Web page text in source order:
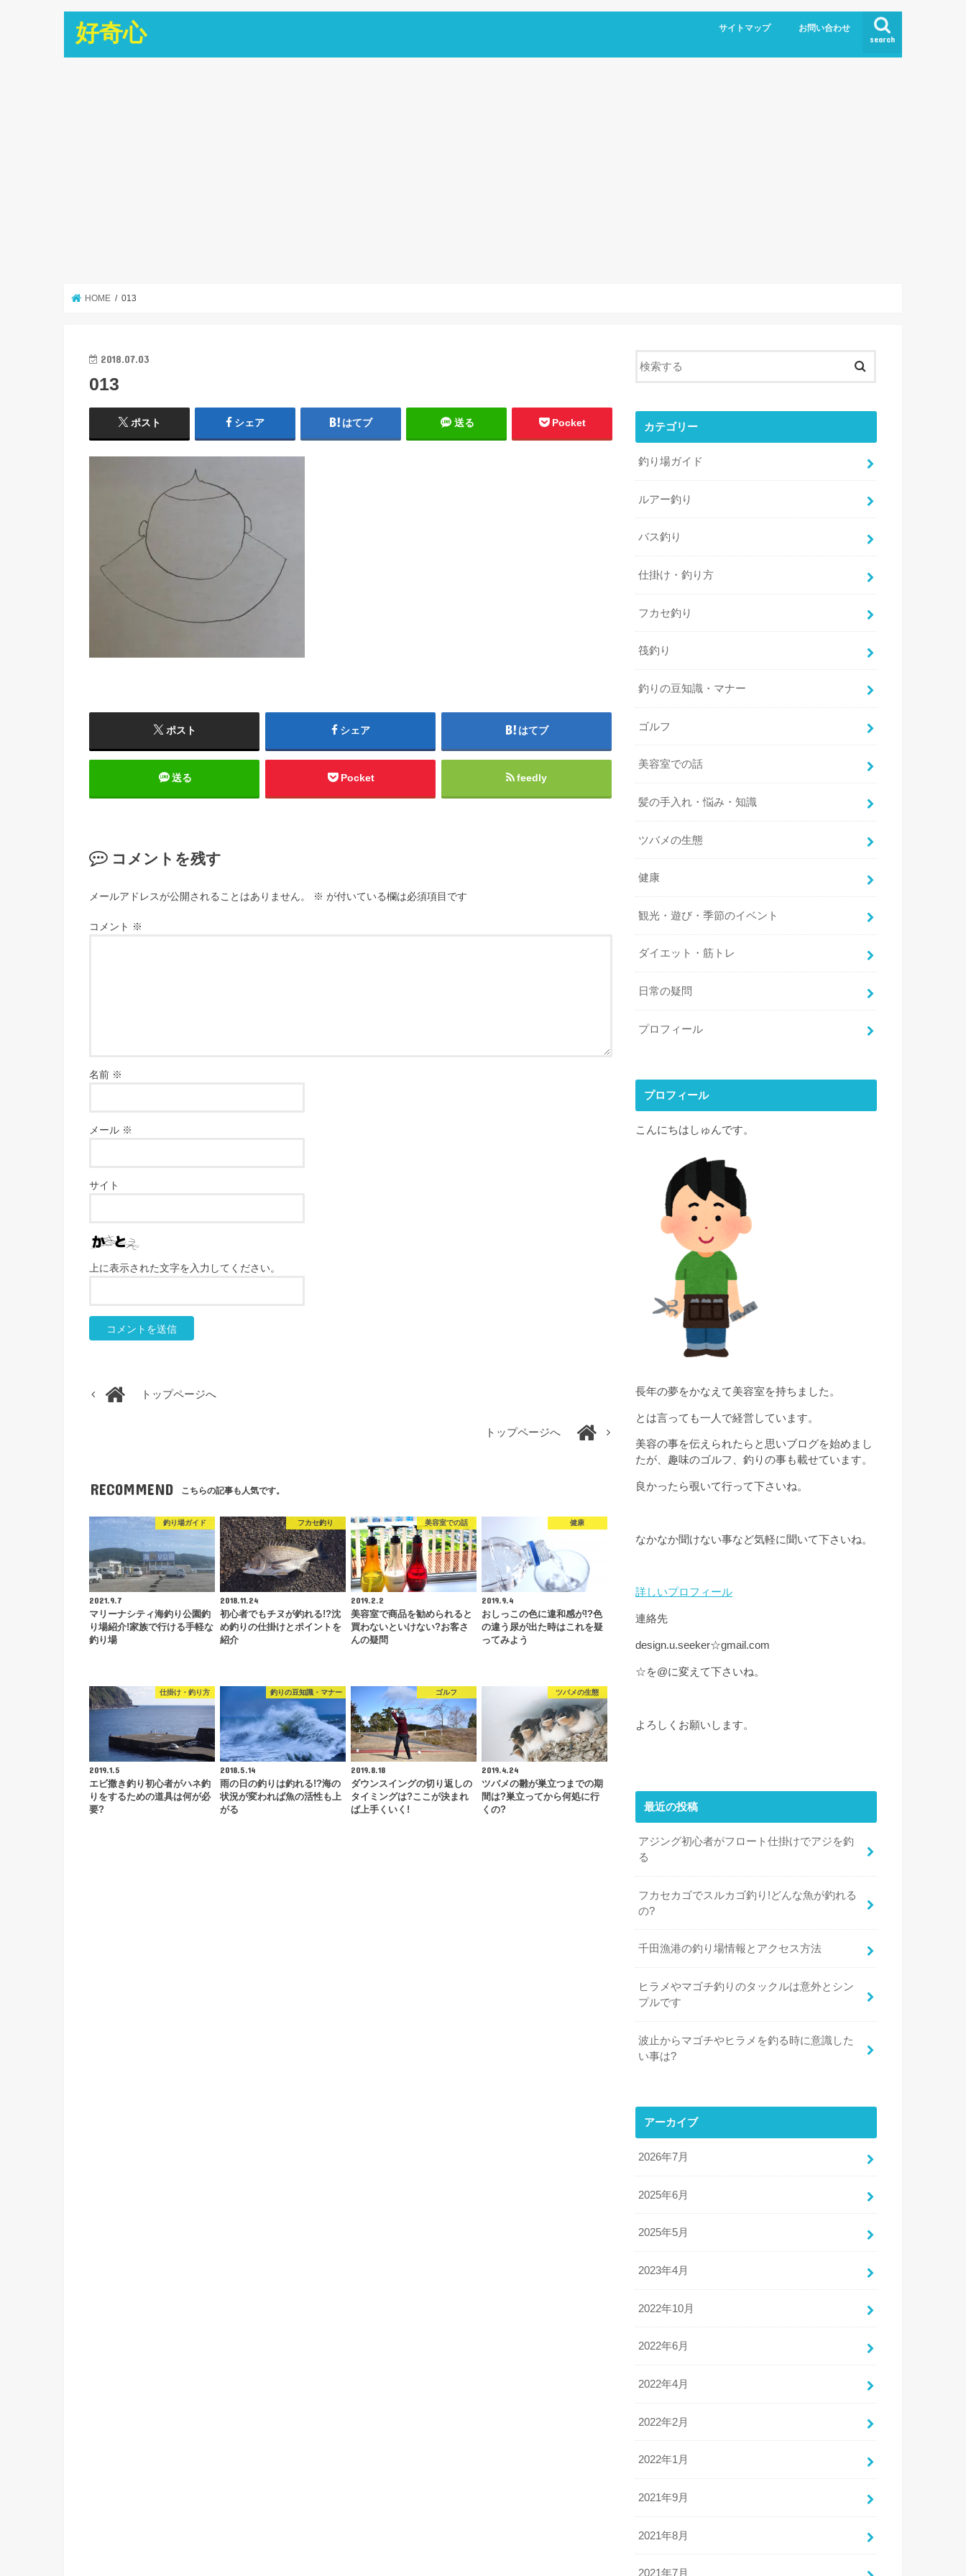
好奇心 search
サイトマップ お問い合わせ
HOME 013
2018.07.03
013
ポスト シェア はてブ 送る Pocket
ポスト シェア はてブ
送る Pocket feedly
コメントを残す
メールアドレスが公開されることはありません。 ※ が付いている欄は必須項目です
コメント ※
名前 ※
メール ※
サイト
上に表示された文字を入力してください。
トップページへ
トップページへ
RECOMMEND こちらの記事も人気です。
釣り場ガイド
2021.9.7
マリーナシティ海釣り公園釣
り場紹介!家族で行ける手軽な
釣り場
フカセ釣り
2018.11.24
初心者でもチヌが釣れる!?沈
め釣りの仕掛けとポイントを
紹介
美容室での話
2019.2.2
美容室で商品を勧められると
買わないといけない?お客さ
んの疑問
健康
2019.9.4
おしっこの色に違和感が!?色
の違う尿が出た時はこれを疑
ってみよう
仕掛け・釣り方
2019.1.5
エビ撒き釣り初心者がハネ釣
りをするための道具は何が必
要?
釣りの豆知識・マナー
2018.5.14
雨の日の釣りは釣れる!?海の
状況が変われば魚の活性も上
がる
ゴルフ
2019.8.18
ダウンスイングの切り返しの
タイミングは?ここが決まれ
ば上手くいく!
ツバメの生態
2019.4.24
ツバメの雛が巣立つまでの期
間は?巣立ってから何処に行
くの?
カテゴリー
釣り場ガイド
ルアー釣り
バス釣り
仕掛け・釣り方
フカセ釣り
筏釣り
釣りの豆知識・マナー
ゴルフ
美容室での話
髪の手入れ・悩み・知識
ツバメの生態
健康
観光・遊び・季節のイベント
ダイエット・筋トレ
日常の疑問
プロフィール
プロフィール
こんにちはしゅんです。
長年の夢をかなえて美容室を持ちました。
とは言っても一人で経営しています。
美容の事を伝えられたらと思いブログを始めまし
たが、趣味のゴルフ、釣りの事も載せています。
良かったら覗いて行って下さいね。
なかなか聞けない事など気軽に聞いて下さいね。
詳しいプロフィール
連絡先
design.u.seeker☆gmail.com
☆を@に変えて下さいね。
よろしくお願いします。
最近の投稿
アジング初心者がフロート仕掛けでアジを釣
る
フカセカゴでスルカゴ釣り!どんな魚が釣れる
の?
千田漁港の釣り場情報とアクセス方法
ヒラメやマゴチ釣りのタックルは意外とシン
プルです
波止からマゴチやヒラメを釣る時に意識した
い事は?
アーカイブ
2026年7月
2025年6月
2025年5月
2023年4月
2022年10月
2022年6月
2022年4月
2022年2月
2022年1月
2021年9月
2021年8月
2021年7月